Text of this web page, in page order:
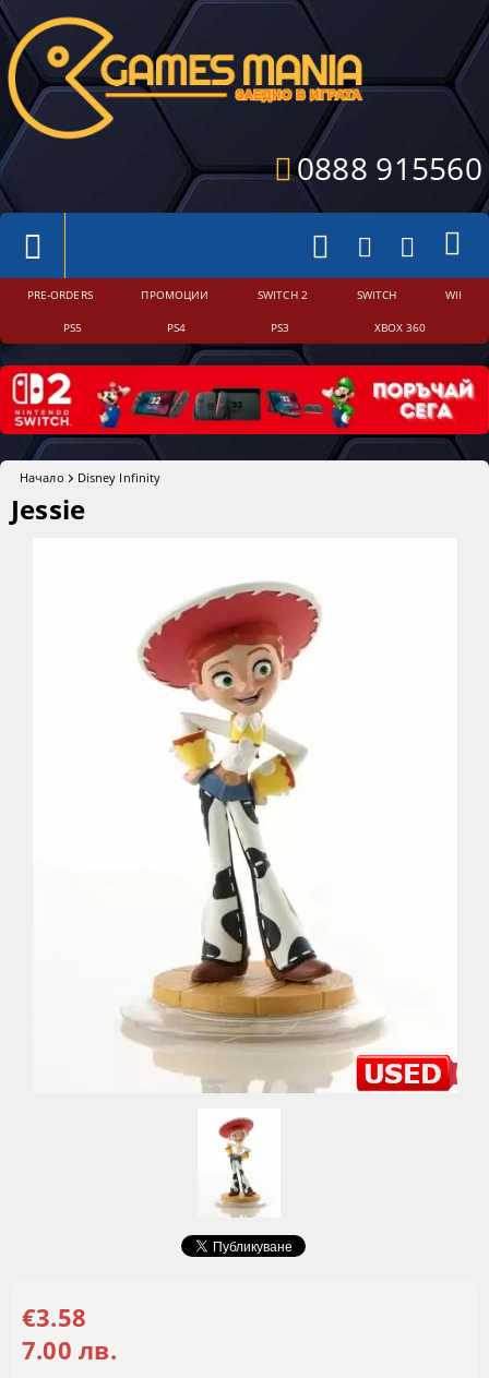
0888 915560
PRE-ORDERS ПРОМОЦИИ SWITCH 2 SWITCH WII
PS5 PS4 PS3 XBOX 360
Начало Disney Infinity
Jessie
€3.58
7.00 лв.